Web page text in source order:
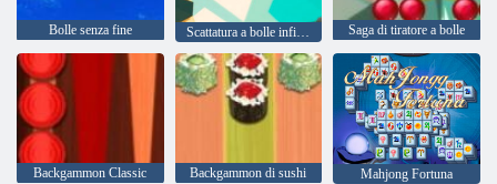
Bolle senza fine Scattatura a bolle infinita Saga di tiratore a bolle
Backgammon Classic Backgammon di sushi Mahjong Fortuna